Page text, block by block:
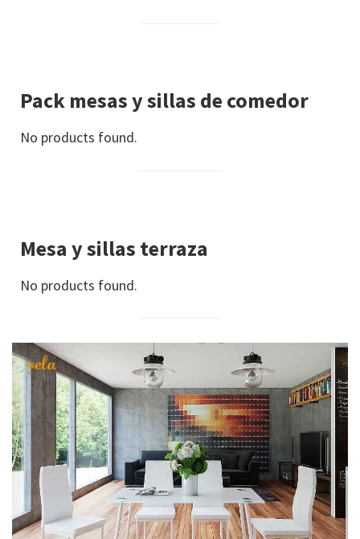
Pack mesas y sillas de comedor
No products found.
Mesa y sillas terraza
No products found.